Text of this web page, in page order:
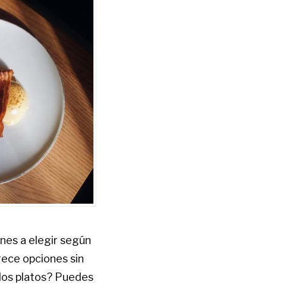
a elegir según
opciones sin
platos? Puedes